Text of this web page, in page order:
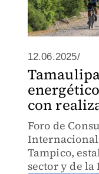
12.06.2025/
con
Foro de
Tampico,
sector y de